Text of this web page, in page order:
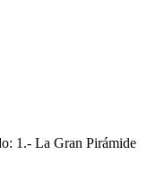
1.- La Gran Pirámide